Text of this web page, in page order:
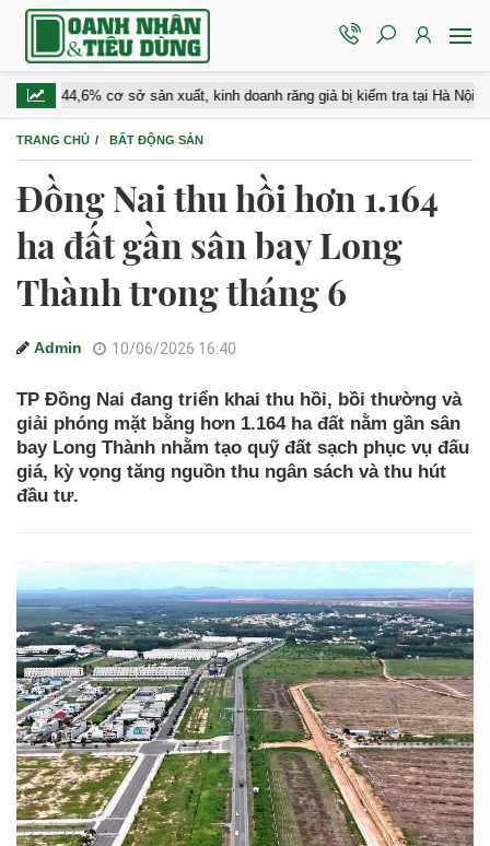
44,6% cơ sở sản xuất, kinh doanh răng giả bị kiểm tra tại Hà Nội bị xử
TRANG CHỦ BẤT ĐỘNG SẢN
Đồng Nai thu hồi hơn 1.164
ha đất gần sân bay Long
Thành trong tháng 6
Admin 10/06/2026 16:40
TP Đồng Nai đang triển khai thu hồi, bồi thường và
giải phóng mặt bằng hơn 1.164 ha đất nằm gần sân
bay Long Thành nhằm tạo quỹ đất sạch phục vụ đấu
giá, kỳ vọng tăng nguồn thu ngân sách và thu hút
đầu tư.